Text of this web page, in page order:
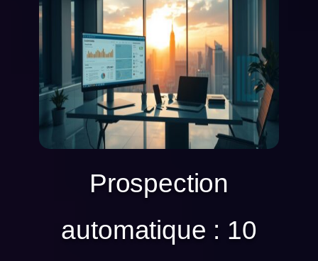
Prospection
automatique : 10